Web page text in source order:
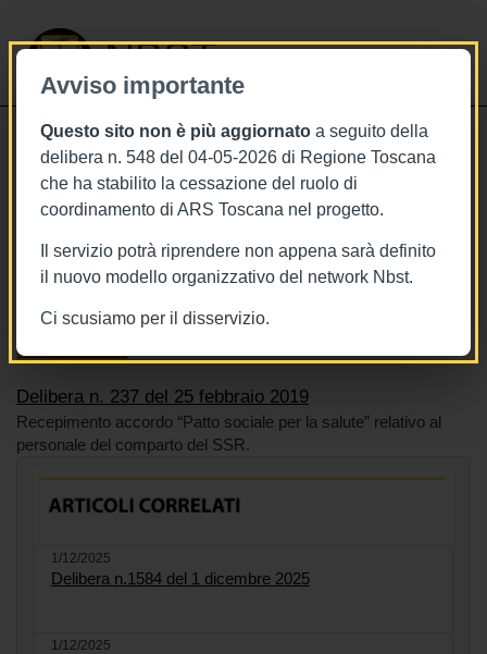
Avviso importante
Questo sito non è più aggiornato a seguito della
delibera n. 548 del 04-05-2026 di Regione Toscana
che ha stabilito la cessazione del ruolo di
coordinamento di ARS Toscana nel progetto.
Il servizio potrà riprendere non appena sarà definito
il nuovo modello organizzativo del network Nbst.
Ci scusiamo per il disservizio.
NBST
25/2/2019
Delibera n. 237 del 25 febbraio 2019
Tags Toscana
BURT Bollettino della regione toscana
Sistema sanitario
Delibera n. 237 del 25 febbraio 2019
Recepimento accordo “Patto sociale per la salute” relativo al
personale del comparto del SSR.
1/12/2025
Delibera n.1584 del 1 dicembre 2025
1/12/2025